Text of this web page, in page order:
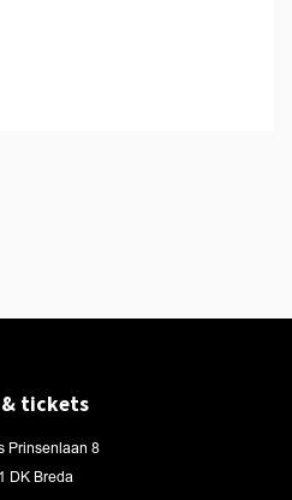
tickets
Prinsenlaan 8
DK Breda